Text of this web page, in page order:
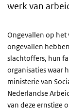
werk van
Ongevallen op het
ongevallen
slachtoffers, hun
organisaties waar
ministerie van
Nederlandse
van deze ernstige